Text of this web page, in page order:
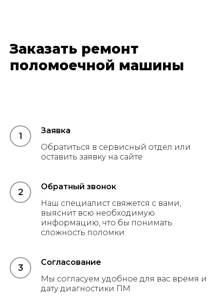
Заказать ремонт
поломоечной машины
Заявка
Обратиться в сервисный отдел или
оставить заявку на сайте
Обратный звонок
Наш специалист свяжется с вами,
выяснит всю необходимую
информацию, что бы понимать
сложность поломки
Согласование
Мы согласуем удобное для вас время и
дату диагностики ПМ